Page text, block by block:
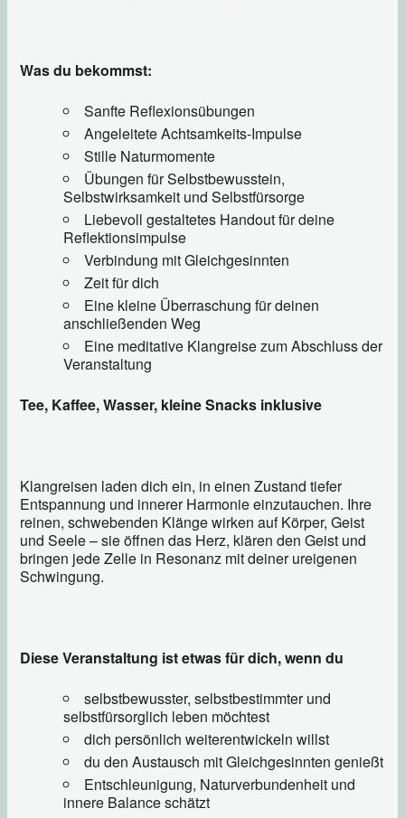
Was du bekommst:
Sanfte Reflexionsübungen
Angeleitete Achtsamkeits-Impulse
Stille Naturmomente
Übungen für Selbstbewusstein,
Selbstwirksamkeit und Selbstfürsorge
Liebevoll gestaltetes Handout für deine
Reflektionsimpulse
Verbindung mit Gleichgesinnten
Zeit für dich
Eine kleine Überraschung für deinen
anschließenden Weg
Eine meditative Klangreise zum Abschluss der
Veranstaltung
Tee, Kaffee, Wasser, kleine Snacks inklusive
Klangreisen laden dich ein, in einen Zustand tiefer
Entspannung und innerer Harmonie einzutauchen. Ihre
reinen, schwebenden Klänge wirken auf Körper, Geist
und Seele – sie öffnen das Herz, klären den Geist und
bringen jede Zelle in Resonanz mit deiner ureigenen
Schwingung.
Diese Veranstaltung ist etwas für dich, wenn du
selbstbewusster, selbstbestimmter und
selbstfürsorglich leben möchtest
dich persönlich weiterentwickeln willst
du den Austausch mit Gleichgesinnten genießt
Entschleunigung, Naturverbundenheit und
innere Balance schätzt